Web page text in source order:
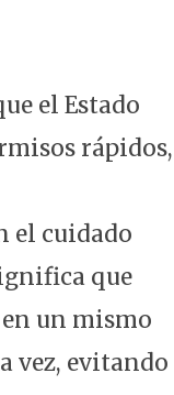
el Estado
rápidos,
el cuidado
que
en un mismo
vez, evitando